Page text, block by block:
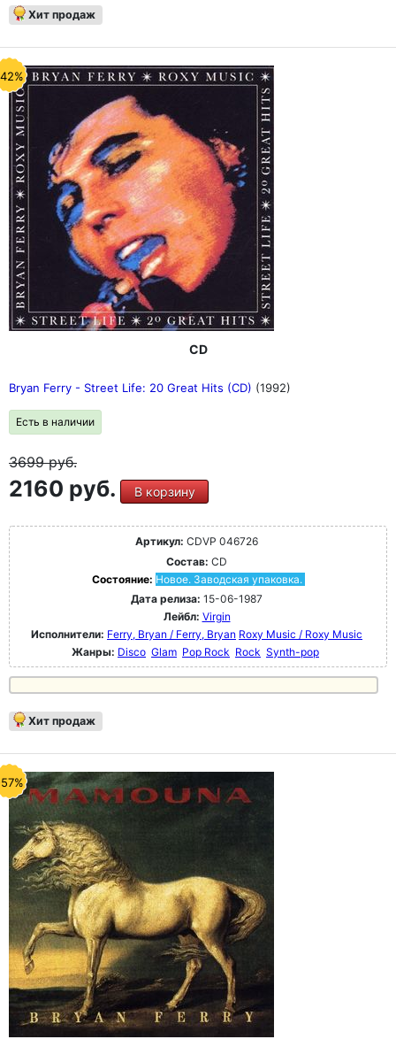
Хит продаж
CD
Bryan Ferry - Street Life: 20 Great Hits (CD) (1992)
Есть в наличии
3699руб.
2160 руб. В корзину
Артикул: CDVP 046726
Состав: CD
Состояние: Новое. Заводская упаковка.
Дата релиза: 15-06-1987
Лейбл: Virgin
Исполнители: Ferry, Bryan / Ferry, Bryan Roxy Music / Roxy Music
Жанры: Disco Glam Pop Rock Rock Synth-pop
Хит продаж